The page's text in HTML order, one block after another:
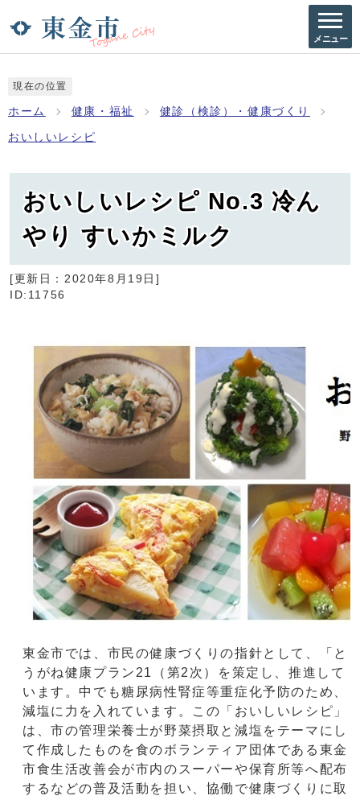
メニュー
現在の位置
ホーム 健康・福祉 健診（検診）・健康づくり
おいしいレシピ
おいしいレシピ No.3 冷ん
やり すいかミルク
[更新日： 2020年8月19日 ]
ID:11756
東金市では、市民の健康づくりの指針として、「と
うがね健康プラン21（第2次）を策定し、推進して
います。中でも糖尿病性腎症等重症化予防のため、
減塩に力を入れています。この「おいしいレシピ」
は、市の管理栄養士が野菜摂取と減塩をテーマにし
て作成したものを食のボランティア団体である東金
市食生活改善会が市内のスーパーや保育所等へ配布
するなどの普及活動を担い、協働で健康づくりに取